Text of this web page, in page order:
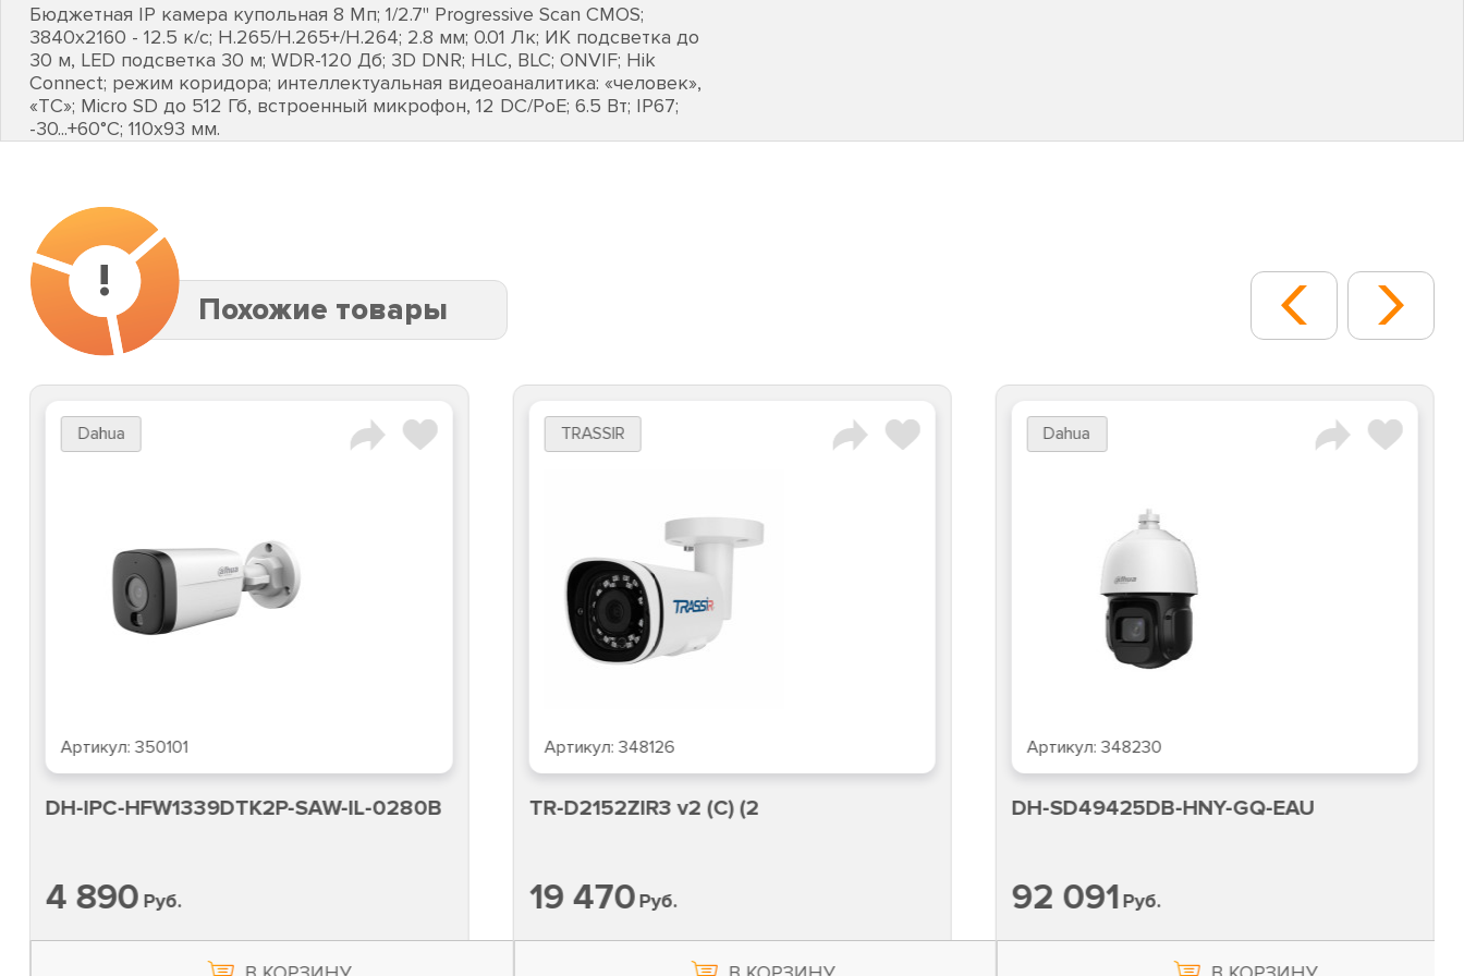
Бюджетная IP камера купольная 8 Мп; 1/2.7" Progressive Scan CMOS;
3840х2160 - 12.5 к/с; H.265/H.265+/H.264; 2.8 мм; 0.01 Лк; ИК подсветка до
30 м, LED подсветка 30 м; WDR-120 Дб; 3D DNR; HLC, BLC; ONVIF; Hik
Connect; режим коридора; интеллектуальная видеоаналитика: «человек»,
«ТС»; Micro SD до 512 Гб, встроенный микрофон, 12 DC/PoE; 6.5 Вт; IP67;
-30...+60°C; 110х93 мм.
!
Похожие товары
Dahua
Артикул:350101
DH-IPC-HFW1339DTK2P-SAW-IL-0280B
4 890 Руб.
TRASSIR
Артикул:348126
TR-D2152ZIR3 v2 (C) (2
19 470Руб.
Dahua
Артикул:348230
DH-SD49425DB-HNY-GQ-EAU
92 091Руб.